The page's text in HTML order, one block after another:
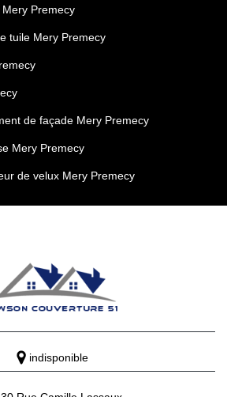
Premecy
tuile Mery Premecy
de façade Mery Premecy
Mery Premecy
de velux Mery Premecy
indisponible